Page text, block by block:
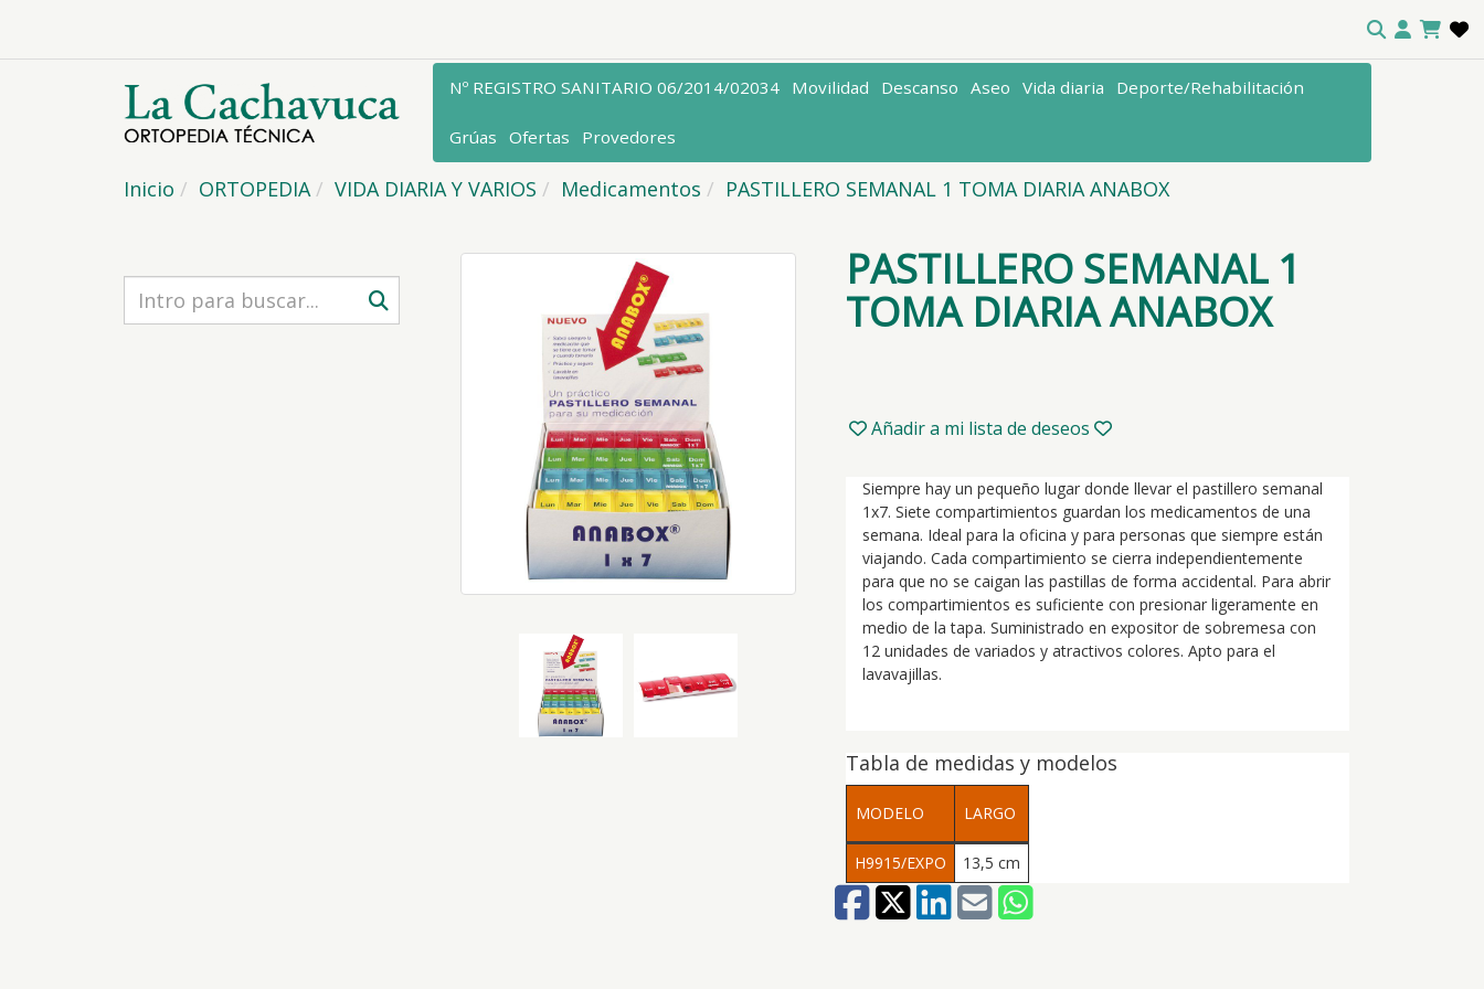
Nº REGISTRO SANITARIO 06/2014/02034 Movilidad Descanso Aseo Vida diaria Deporte/Rehabilitación
Grúas Ofertas Provedores
Inicio ORTOPEDIA VIDA DIARIA Y VARIOS Medicamentos PASTILLERO SEMANAL 1 TOMA DIARIA ANABOX
PASTILLERO SEMANAL 1
TOMA DIARIA ANABOX
Añadir a mi lista de deseos
Siempre hay un pequeño lugar donde llevar el pastillero semanal
1x7. Siete compartimientos guardan los medicamentos de una
semana. Ideal para la oficina y para personas que siempre están
viajando. Cada compartimiento se cierra independientemente
para que no se caigan las pastillas de forma accidental. Para abrir
los compartimientos es suficiente con presionar ligeramente en
medio de la tapa. Suministrado en expositor de sobremesa con
12 unidades de variados y atractivos colores. Apto para el
lavavajillas.
Tabla de medidas y modelos
MODELO LARGO
H9915/EXPO 13,5 cm